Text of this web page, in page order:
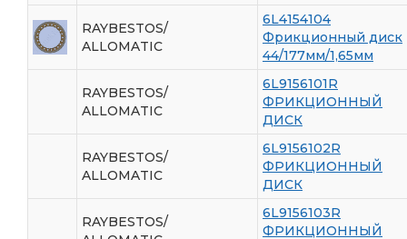
RAYBESTOS/
ALLOMATIC
6L4154104
Фрикционный диск
44/177мм/1,65мм
RAYBESTOS/
ALLOMATIC
6L9156101R
ФРИКЦИОННЫЙ
ДИСК
RAYBESTOS/
ALLOMATIC
6L9156102R
ФРИКЦИОННЫЙ
ДИСК
RAYBESTOS/
6L9156103R
ФРИКЦИОННЫЙ